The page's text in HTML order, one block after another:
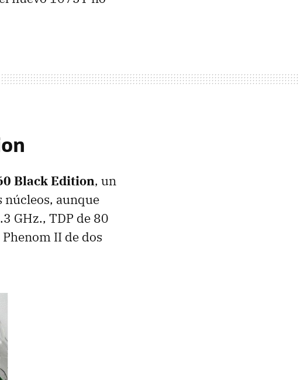
Black Edition, un
núcleos, aunque
GHz., TDP de 80
II de dos